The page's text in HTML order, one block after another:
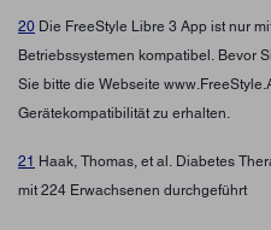
20 Die FreeStyle Libre 3 App ist nur
Betriebssystemen kompatibel. Bevor
Sie bitte die Webseite
Gerätekompatibilität zu erhalten.
21 Haak, Thomas, et al. Diabetes
mit 224 Erwachsenen durchgeführt